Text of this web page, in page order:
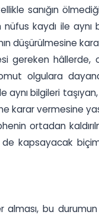
sanığın
kaydı ile aynı
düşürülmesine
hâllerde,
olgulara
bilgileri
karar vermesine
ortadan
kapsayacak
bu durumun